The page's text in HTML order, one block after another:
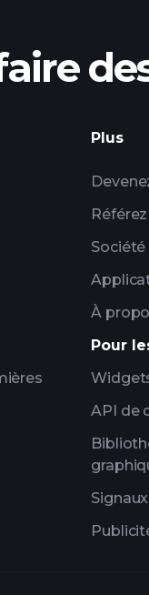
Plus
Société
À
Pour
API de
Signaux